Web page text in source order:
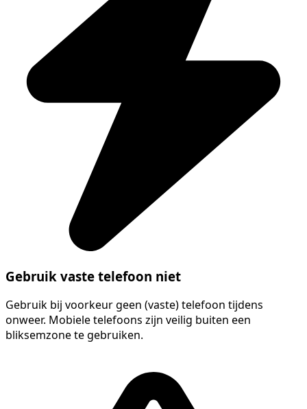
Gebruik vaste telefoon niet
Gebruik bij voorkeur geen (vaste) telefoon tijdens
onweer. Mobiele telefoons zijn veilig buiten een
bliksemzone te gebruiken.